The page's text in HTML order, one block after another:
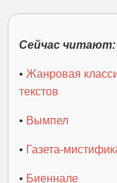
Сейчас читают:
• Жанровая
текстов
• Вымпел
• Газета-
• Биеннале